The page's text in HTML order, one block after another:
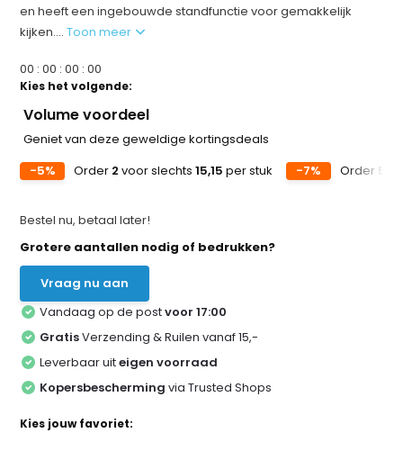
en heeft een ingebouwde standfunctie voor gemakkelijk
kijken....Toon meer
00 :00 :00 :00
Kies het volgende:
Volume voordeel
Geniet van deze geweldige kortingsdeals
-5%
Order 2 voor slechts15,15 per stuk -7% Order 5
Bestel nu, betaal later!
Grotere aantallen nodig of bedrukken?
Vraag nu aan
Vandaag op de postvoor 17:00
GratisVerzending & Ruilen vanaf 15,-
Leverbaar uiteigen voorraad
Kopersbescherming via Trusted Shops
Kies jouw favoriet: